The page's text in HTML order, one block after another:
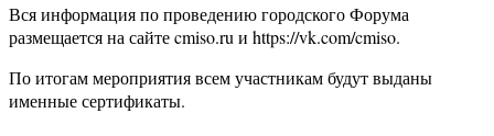
Вся информация по проведению городского Форума
размещается на сайте cmiso.ru и https://vk.com/cmiso.
По итогам мероприятия всем участникам будут выданы
именные сертификаты.